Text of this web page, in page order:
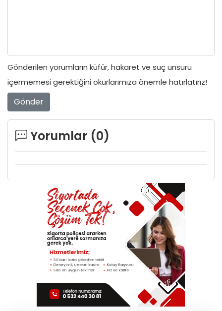
Gönderilen yorumların küfür, hakaret ve suç unsuru
içermemesi gerektiğini okurlarımıza önemle hatırlatırız!
Gönder
Yorumlar (0)